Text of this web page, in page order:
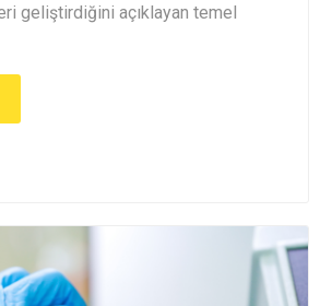
geliştirdiğini açıklayan temel